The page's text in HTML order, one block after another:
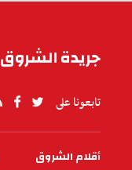
جريدة الشروق
تابعونا على
PIED
أقلام الشروق